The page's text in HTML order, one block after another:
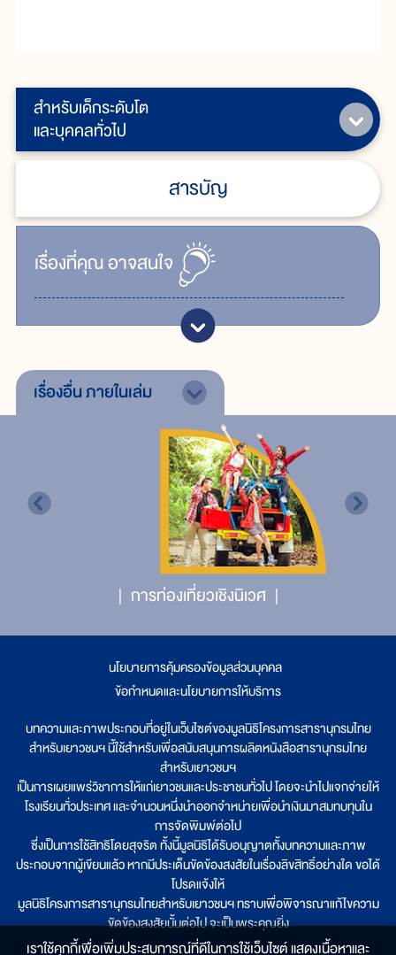
สำหรับเด็กระดับโต
และบุคคลทั่วไป
สารบัญ
เรื่ิองที่คุณอาจสนใจ
เรื่องอื่นภายในเล่ม
การท่องเที่ยวเชิงนิเวศ
นโยบายการคุ้มครองข้อมูลส่วนบุคคล
ข้อกำหนดและนโยบายการให้บริการ
บทความและภาพประกอบที่อยู่ในเว็บไซต์ของมูลนิธิโครงการสารานุกรมไทย
สำหรับเยาวชนฯ นี้ใช้สำหรับเพื่อสนับสนุนการผลิตหนังสือสารานุกรมไทย
สำหรับเยาวชนฯ
เป็นการเผยแพร่วิชาการให้แก่เยาวชนและประชาชนทั่วไป โดยจะนำไปแจกจ่ายให้
โรงเรียนทั่วประเทศ และจำนวนหนึ่งนำออกจำหน่ายเพื่อนำเงินมาสมทบทุนใน
การจัดพิมพ์ต่อไป
ซึ่งเป็นการใช้สิทธิโดยสุจริต ทั้งนี้มูลนิธิได้รับอนุญาตทั้งบทความและภาพ
ประกอบจากผู้เขียนแล้ว หากมีประเด็นขัดข้องสงสัยในเรื่องลิขสิทธิ์อย่างใด ขอได้
โปรดแจ้งให้
มูลนิธิโครงการสารานุกรมไทยสำหรับเยาวชนฯ ทราบเพื่อพิจารณาแก้ไขความ
ขัดข้องสงสัยนั้นต่อไป จะเป็นพระคุณยิ่ง
เราใช้คุกกี้เพื่อเพิ่มประสบการณ์ที่ดีในการใช้เว็บไซต์ แสดงเนื้อหาและ